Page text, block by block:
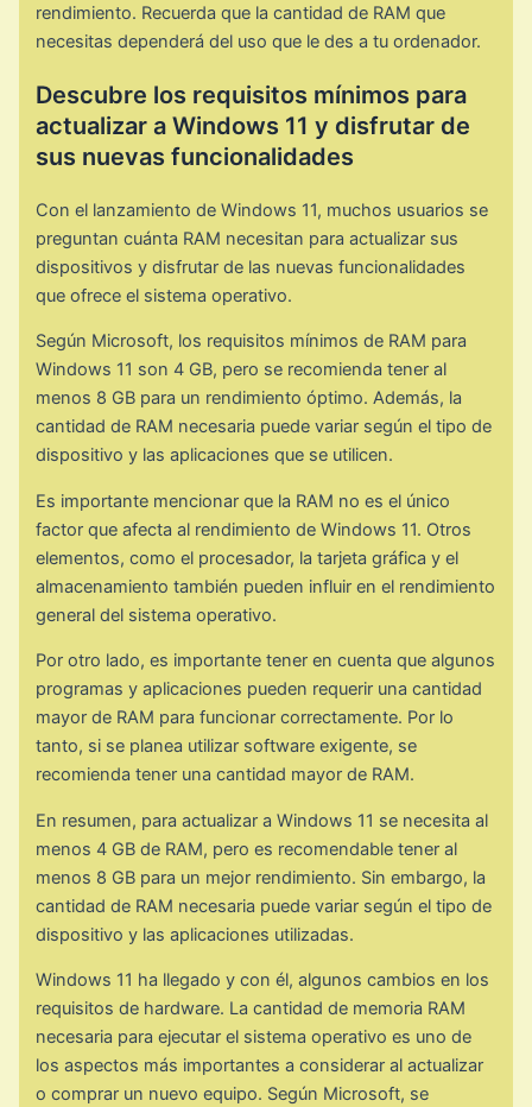
rendimiento. Recuerda que la cantidad de RAM que
necesitas dependerá del uso que le des a tu ordenador.
Descubre los requisitos mínimos para
actualizar a Windows 11 y disfrutar de
sus nuevas funcionalidades
Con el lanzamiento de Windows 11, muchos usuarios se
preguntan cuánta RAM necesitan para actualizar sus
dispositivos y disfrutar de las nuevas funcionalidades
que ofrece el sistema operativo.
Según Microsoft, los requisitos mínimos de RAM para
Windows 11 son 4 GB, pero se recomienda tener al
menos 8 GB para un rendimiento óptimo. Además, la
cantidad de RAM necesaria puede variar según el tipo de
dispositivo y las aplicaciones que se utilicen.
Es importante mencionar que la RAM no es el único
factor que afecta al rendimiento de Windows 11. Otros
elementos, como el procesador, la tarjeta gráfica y el
almacenamiento también pueden influir en el rendimiento
general del sistema operativo.
Por otro lado, es importante tener en cuenta que algunos
programas y aplicaciones pueden requerir una cantidad
mayor de RAM para funcionar correctamente. Por lo
tanto, si se planea utilizar software exigente, se
recomienda tener una cantidad mayor de RAM.
En resumen, para actualizar a Windows 11 se necesita al
menos 4 GB de RAM, pero es recomendable tener al
menos 8 GB para un mejor rendimiento. Sin embargo, la
cantidad de RAM necesaria puede variar según el tipo de
dispositivo y las aplicaciones utilizadas.
Windows 11 ha llegado y con él, algunos cambios en los
requisitos de hardware. La cantidad de memoria RAM
necesaria para ejecutar el sistema operativo es uno de
los aspectos más importantes a considerar al actualizar
o comprar un nuevo equipo. Según Microsoft, se